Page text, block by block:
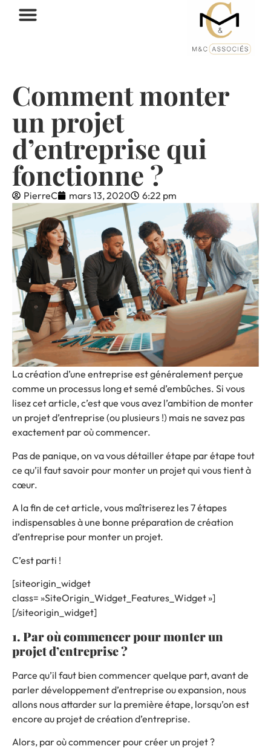
Comment monter
un projet
d’entreprise qui
fonctionne ?
PierreC mars 13, 2020 6:22 pm
La création d’une entreprise est généralement perçue
comme un processus long et semé d’embûches. Si vous
lisez cet article, c’est que vous avez l’ambition de monter
un projet d’entreprise (ou plusieurs !) mais ne savez pas
exactement par où commencer.
Pas de panique, on va vous détailler étape par étape tout
ce qu’il faut savoir pour monter un projet qui vous tient à
cœur.
A la fin de cet article, vous maîtriserez les 7 étapes
indispensables à une bonne préparation de création
d’entreprise pour monter un projet.
C’est parti !
[siteorigin_widget
class= »SiteOrigin_Widget_Features_Widget »]
[/siteorigin_widget]
1. Par où commencer pour monter un
projet d’entreprise ?
Parce qu’il faut bien commencer quelque part, avant de
parler développement d’entreprise ou expansion, nous
allons nous attarder sur la première étape, lorsqu’on est
encore au projet de création d’entreprise.
Alors, par où commencer pour créer un projet ?